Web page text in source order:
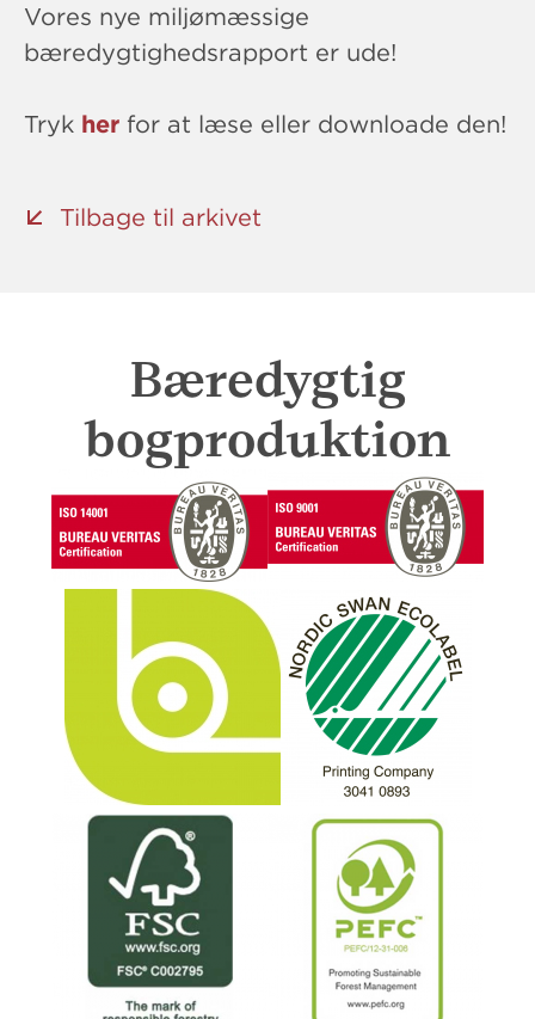
Vores nye miljømæssige
bæredygtighedsrapport er ude!
Tryk her for at læse eller downloade den!
Tilbage til arkivet
Bæredygtig
bogproduktion